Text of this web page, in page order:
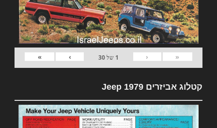
«
‹
1 של30
›
»
קטלוג אביזרים 1979 Jeep